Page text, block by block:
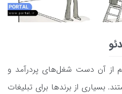
از آن دست شغل‌های پردرآمد و
بسیاری از برندها برای تبلیغات